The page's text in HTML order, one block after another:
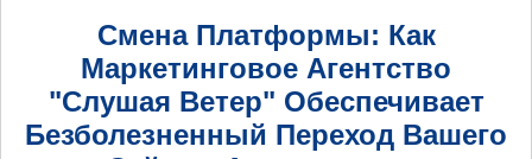
Смена Платформы: Как
Маркетинговое Агентство
"Слушая Ветер" Обеспечивает
Безболезненный Переход Вашего